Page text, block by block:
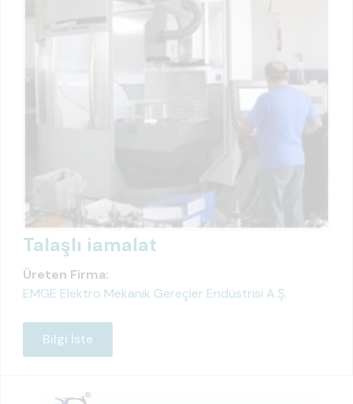
Talaşlı iamalat
Üreten Firma:
EMGE Elektro Mekanik Gereçler Endüstrisi A.Ş.
Bilgi İste